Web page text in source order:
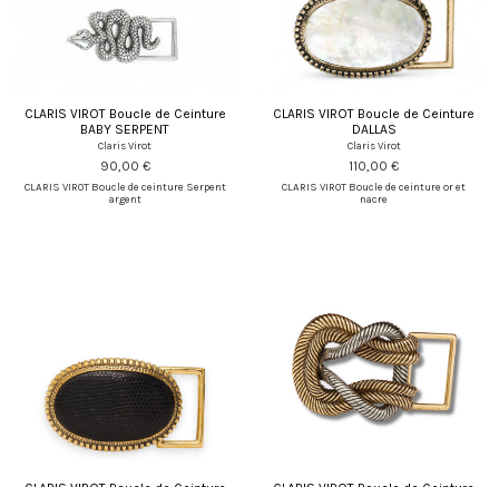
CLARIS VIROT Boucle de Ceinture
BABY SERPENT
Claris Virot
90,00 €
CLARIS VIROT Boucle de ceinture Serpent
argent
CLARIS VIROT Boucle de Ceinture
DALLAS
Claris Virot
110,00 €
CLARIS VIROT Boucle de ceinture or et
nacre